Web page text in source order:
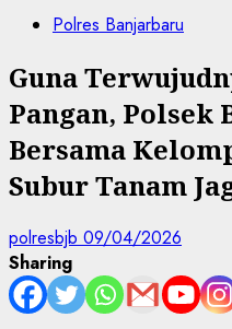
Polres Banjarbaru
Guna
Pangan, Polsek
Bersama
Subur Tanam
polresbjb 09/04/2026
Sharing